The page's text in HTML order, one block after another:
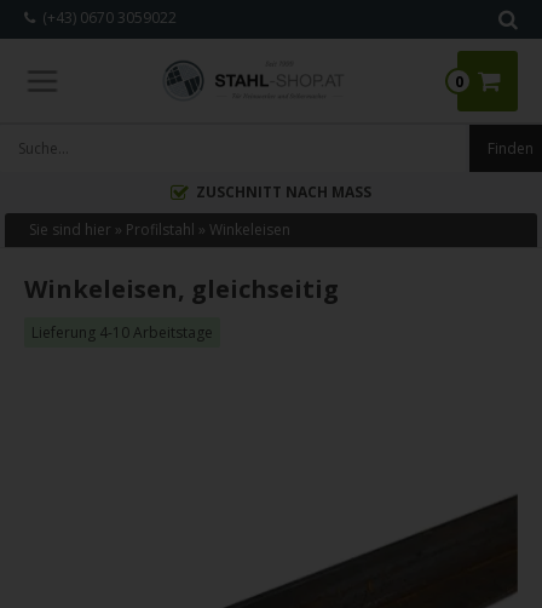
(+43) 0670 3059022
0
ZUSCHNITT NACH MASS
Sie sind hier » Profilstahl »Winkeleisen
Winkeleisen, gleichseitig
Lieferung 4-10 Arbeitstage